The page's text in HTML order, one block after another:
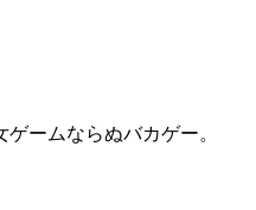
ームならぬバカゲー。